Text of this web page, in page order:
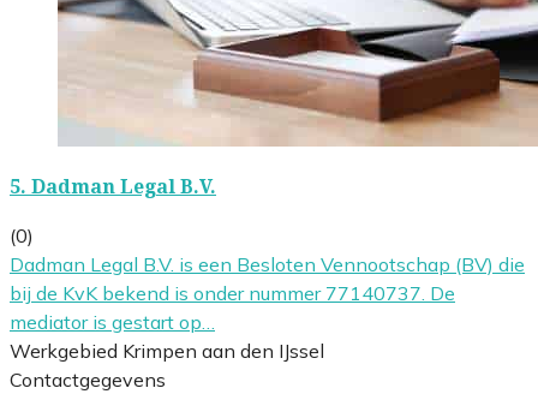
5. Dadman Legal B.V.
(0)
Dadman Legal B.V. is een Besloten Vennootschap (BV) die
bij de KvK bekend is onder nummer 77140737. De
mediator is gestart op…
Werkgebied Krimpen aan den IJssel
Contactgegevens